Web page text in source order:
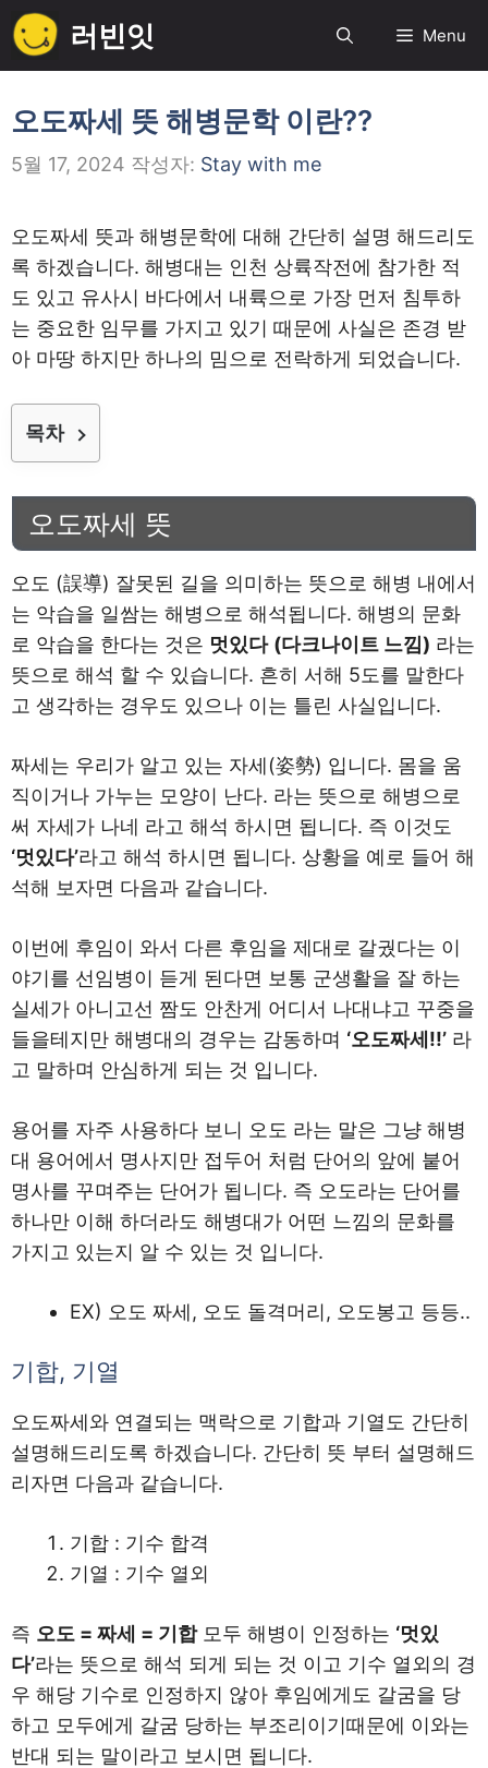
텐
츠
건
너
기
러빈잇 Menu
오도짜세 뜻 해병문학 이란??
5월 17, 2024 작성자: Stay with me
오도짜세 뜻과 해병문학에 대해 간단히 설명 해드리도
록 하겠습니다. 해병대는 인천 상륙작전에 참가한 적
도 있고 유사시 바다에서 내륙으로 가장 먼저 침투하
는 중요한 임무를 가지고 있기 때문에 사실은 존경 받
아 마땅 하지만 하나의 밈으로 전락하게 되었습니다.
목차
오도짜세 뜻
오도 (誤導) 잘못된 길을 의미하는 뜻으로 해병 내에서
는 악습을 일쌈는 해병으로 해석됩니다. 해병의 문화
로 악습을 한다는 것은 멋있다 (다크나이트 느낌) 라는
뜻으로 해석 할 수 있습니다. 흔히 서해 5도를 말한다
고 생각하는 경우도 있으나 이는 틀린 사실입니다.
짜세는 우리가 알고 있는 자세(姿勢) 입니다. 몸을 움
직이거나 가누는 모양이 난다. 라는 뜻으로 해병으로
써 자세가 나네 라고 해석 하시면 됩니다. 즉 이것도
‘멋있다’라고 해석 하시면 됩니다. 상황을 예로 들어 해
석해 보자면 다음과 같습니다.
이번에 후임이 와서 다른 후임을 제대로 갈궜다는 이
야기를 선임병이 듣게 된다면 보통 군생활을 잘 하는
실세가 아니고선 짬도 안찬게 어디서 나대냐고 꾸중을
들을테지만 해병대의 경우는 감동하며 ‘오도짜세!!’ 라
고 말하며 안심하게 되는 것 입니다.
용어를 자주 사용하다 보니 오도 라는 말은 그냥 해병
대 용어에서 명사지만 접두어 처럼 단어의 앞에 붙어
명사를 꾸며주는 단어가 됩니다. 즉 오도라는 단어를
하나만 이해 하더라도 해병대가 어떤 느낌의 문화를
가지고 있는지 알 수 있는 것 입니다.
EX) 오도 짜세, 오도 돌격머리, 오도봉고 등등..
기합, 기열
오도짜세와 연결되는 맥락으로 기합과 기열도 간단히
설명해드리도록 하겠습니다. 간단히 뜻 부터 설명해드
리자면 다음과 같습니다.
기합 : 기수 합격
기열 : 기수 열외
즉 오도 = 짜세 = 기합모두 해병이 인정하는 ‘멋있
다’라는 뜻으로 해석 되게 되는 것 이고 기수 열외의 경
우 해당 기수로 인정하지 않아 후임에게도 갈굼을 당
하고 모두에게 갈굼 당하는 부조리이기때문에 이와는
반대 되는 말이라고 보시면 됩니다.